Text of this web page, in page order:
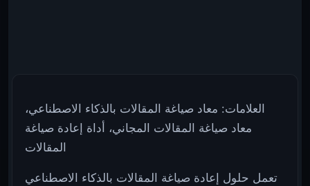
العلامات: معاد صياغة المقالات بالذكاء الاصطناعي،
معاد صياغة المقالات المجاني، أداة إعادة صياغة
المقالات
تعمل حلول إعادة صياغة المقالات بالذكاء الاصطناعي